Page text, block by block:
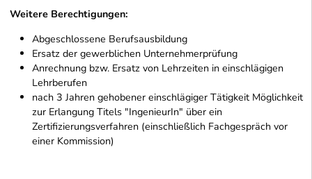
Weitere Berechtigungen:
Abgeschlossene Berufsausbildung
Ersatz der gewerblichen Unternehmerprüfung
Anrechnung bzw. Ersatz von Lehrzeiten in einschlägigen
Lehrberufen
nach 3 Jahren gehobener einschlägiger Tätigkeit Möglichkeit
zur Erlangung Titels "IngenieurIn" über ein
Zertifizierungsverfahren (einschließlich Fachgespräch vor
einer Kommission)